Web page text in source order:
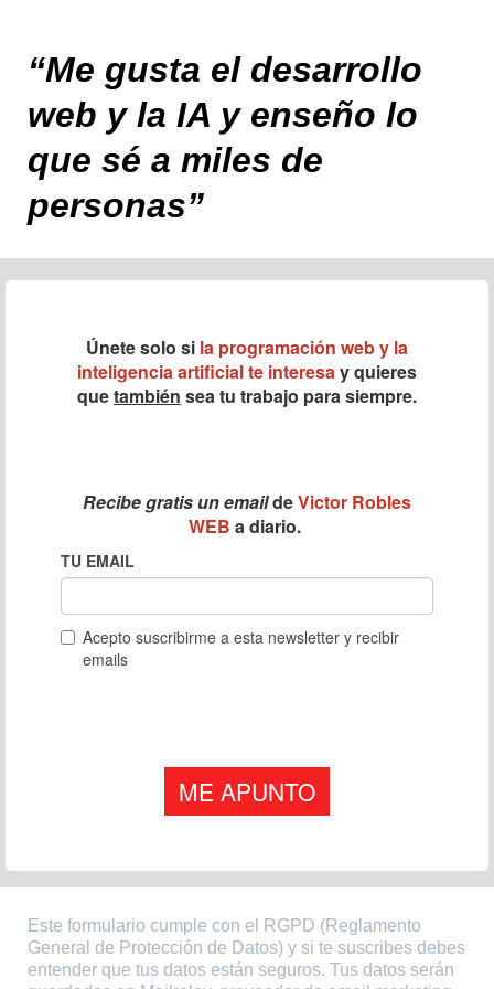
“Me gusta el desarrollo
web y la IA y enseño lo
que sé a miles de
personas”
Este formulario cumple con el RGPD (Reglamento
General de Protección de Datos) y si te suscribes debes
entender que tus datos están seguros. Tus datos serán